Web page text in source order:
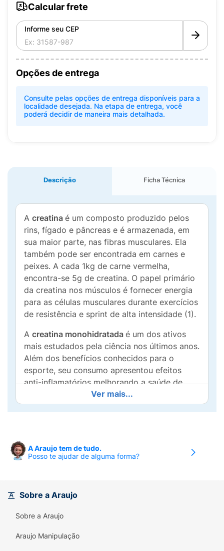
Calcular frete
Informe seu CEP
Opções de entrega
Consulte pelas opções de entrega disponíveis para a
localidade desejada. Na etapa de entrega, você
poderá decidir de maneira mais detalhada.
Descrição Ficha Técnica
A creatina é um composto produzido pelos
rins, fígado e pâncreas e é armazenada, em
sua maior parte, nas fibras musculares. Ela
também pode ser encontrada em carnes e
peixes. A cada 1kg de carne vermelha,
encontra-se 5g de creatina. O papel primário
da creatina nos músculos é fornecer energia
para as células musculares durante exercícios
de resistência e sprint de alta intensidade (1).
A creatina monohidratada é um dos ativos
mais estudados pela ciência nos últimos anos.
Além dos benefícios conhecidos para o
esporte, seu consumo apresentou efeitos
anti-inflamatórios melhorando a saúde de
forma geral e a melhoria da performance
cerebral por atuar como neuroprotetora,
A CREATINE™ da BLACKSKULL USA™ é um
produto composto 100% por creatina
exercícios repetidos de curta duração e alta
intensidade, contribuindo para a
muscular
Ver mais...
A Araujo tem de tudo.
Posso te ajudar de alguma forma?
Sobre a Araujo
Sobre a Araujo
Araujo Manipulação